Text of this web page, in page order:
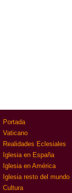
Portada
Vaticano
Realidades Eclesiales
Iglesia en España
Iglesia en América
Iglesia resto del mundo
Cultura